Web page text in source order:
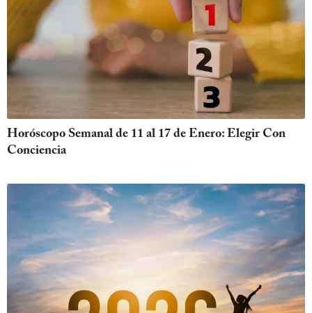
Horóscopo Semanal de 11 al 17 de Enero: Elegir Con
Conciencia